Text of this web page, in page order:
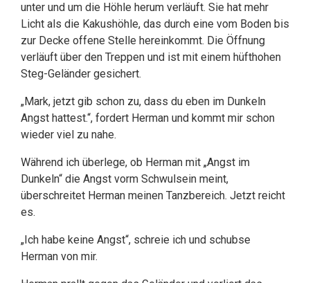
unter und um die Höhle herum verläuft. Sie hat mehr
Licht als die Kakushöhle, das durch eine vom Boden bis
zur Decke offene Stelle hereinkommt. Die Öffnung
verläuft über den Treppen und ist mit einem hüfthohen
Steg-Geländer gesichert.
„Mark, jetzt gib schon zu, dass du eben im Dunkeln
Angst hattest.“, fordert Herman und kommt mir schon
wieder viel zu nahe.
Während ich überlege, ob Herman mit „Angst im
Dunkeln“ die Angst vorm Schwulsein meint,
überschreitet Herman meinen Tanzbereich. Jetzt reicht
es.
„Ich habe keine Angst“, schreie ich und schubse
Herman von mir.